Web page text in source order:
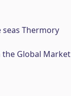
Thermory
Global Market